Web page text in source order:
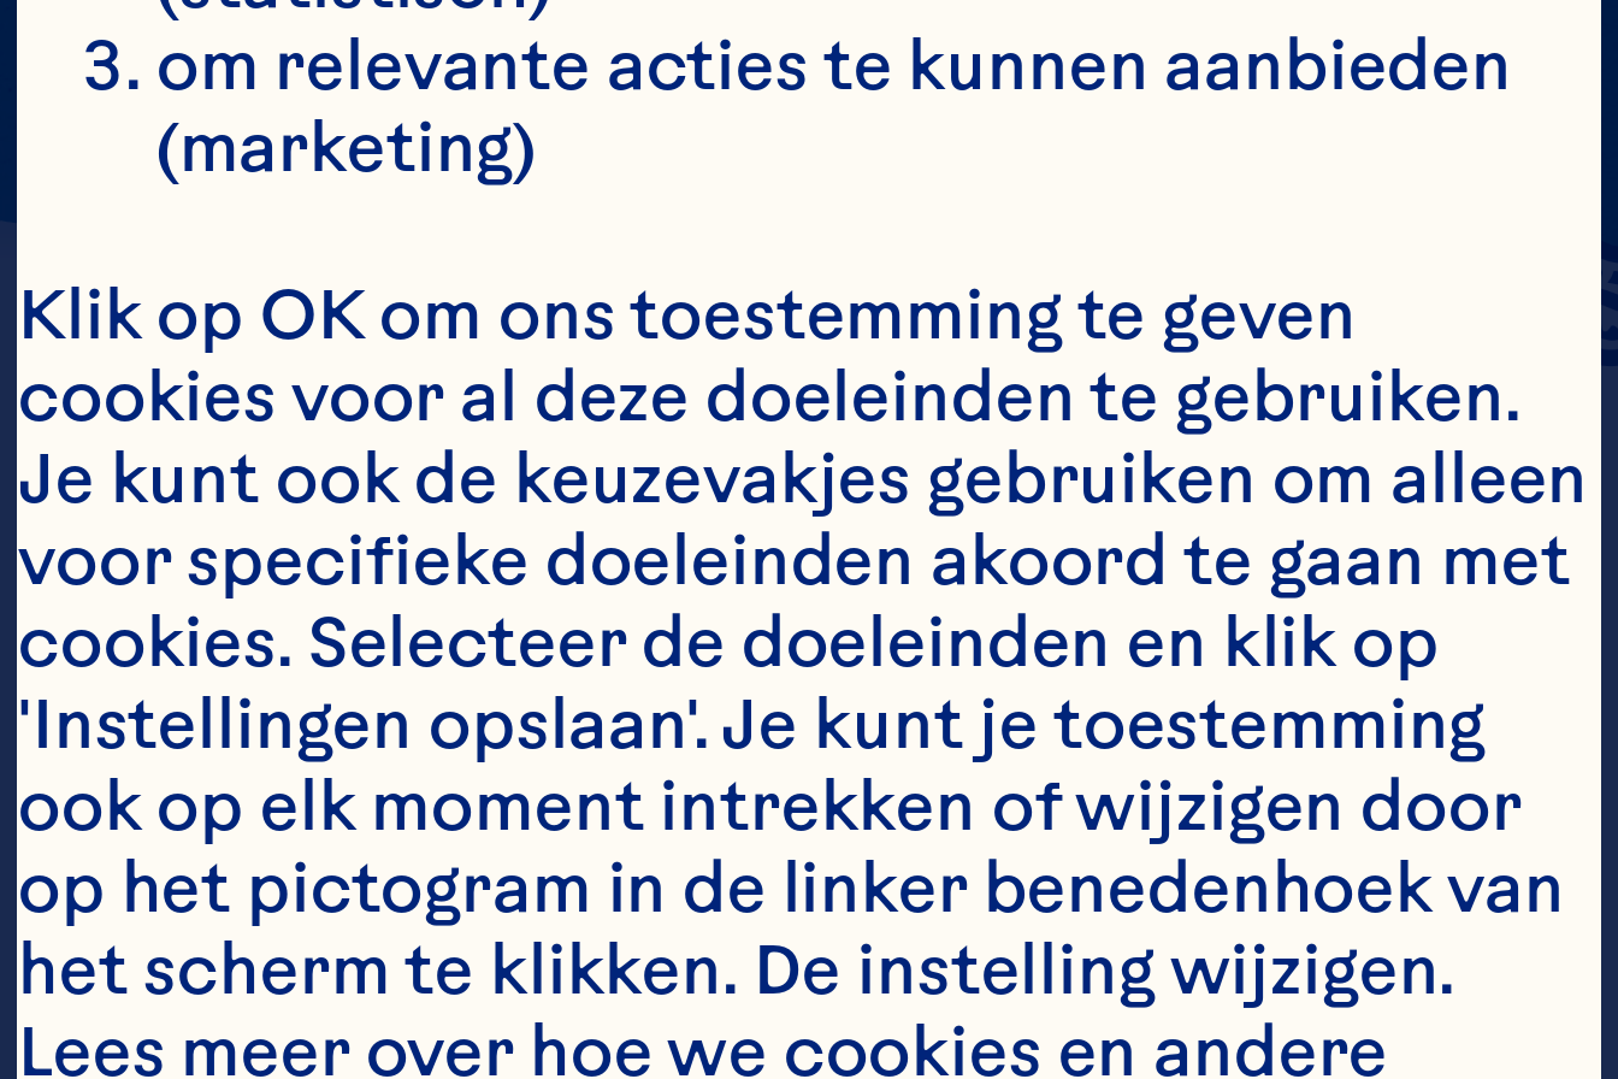
Een krachtige impact
om relevante acties te kunnen aanbieden
(marketing)
Klik op OK om ons toestemming te geven
cookies voor al deze doeleinden te gebruiken.
Je kunt ook de keuzevakjes gebruiken om alleen
voor specifieke doeleinden akoord te gaan met
cookies. Selecteer de doeleinden en klik op
'Instellingen opslaan'. Je kunt je toestemming
ook op elk moment intrekken of wijzigen door
op het pictogram in de linker benedenhoek van
het scherm te klikken. De instelling wijzigen.
Lees meer over hoe we cookies en andere